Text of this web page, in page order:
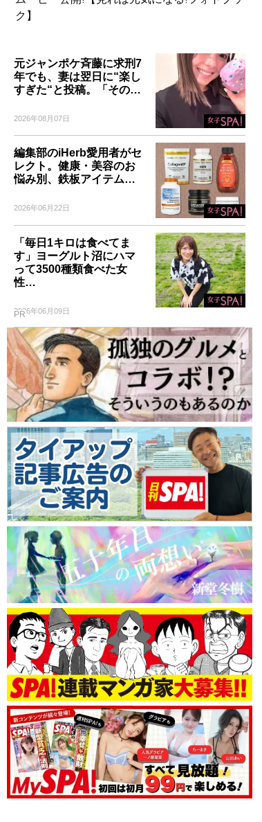
ク】
元ジャンポケ斉藤に求刑7
年でも、妻は翌日に“楽し
すぎた“と投稿。「その…
2026年08月07日
編集部のiHerb愛用者がセ
レクト。健康・美容のお
悩み別、鉄板アイテム…
2026年06月22日
「毎日1キロは食べてま
す」ヨーグルト沼にハマ
って3500種類食べた女
性…
2026年06月09日
PR